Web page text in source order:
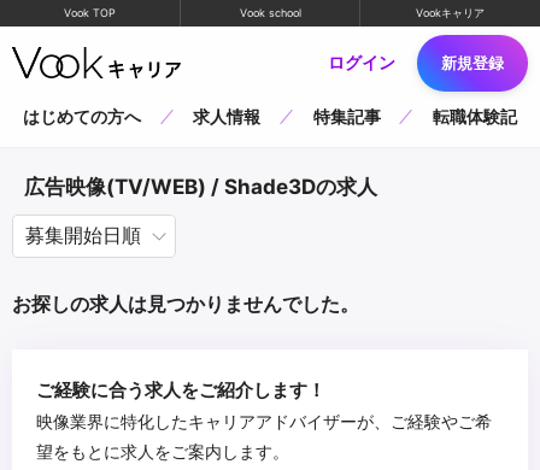
Vook TOP Vook school Vookキャリア
ログイン 新規登録
はじめての方へ 求人情報 特集記事 転職体験記
広告映像(TV/WEB) / Shade3Dの求人
お探しの求人は見つかりませんでした。
ご経験に合う求人をご紹介します！
映像業界に特化したキャリアアドバイザーが、ご経験やご希
望をもとに求人をご案内します。